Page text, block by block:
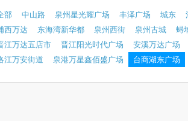
部 中山路 泉州星光耀广场 丰泽广场 城东
西万达
东海湾新华都 泉州西街 泉州古城
蟳
江万达五店市
晋江阳光时代广场
安溪万达广场
江万安街道
泉港万星鑫佰盛广场 台商湖东广场